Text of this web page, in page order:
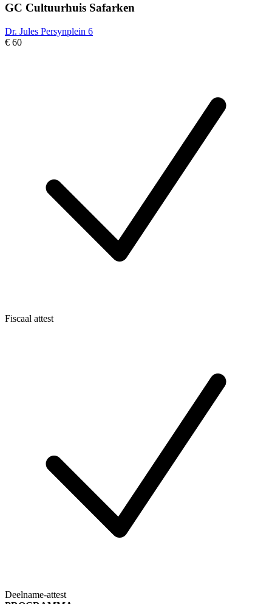
GC Cultuurhuis Safarken
Dr. Jules Persynplein 6
€ 60
Fiscaal attest
Deelname-attest